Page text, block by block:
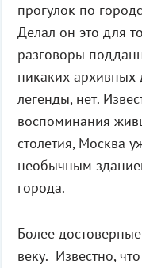
прогулок по
Делал он это для
разговоры
никаких
легенды, нет.
воспоминания
столетия, Москва
необычным
города.
Более
веку. Известно,